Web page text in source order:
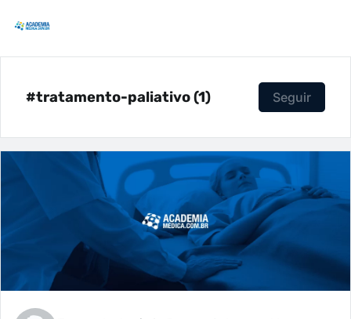
#tratamento-paliativo (1) Seguir